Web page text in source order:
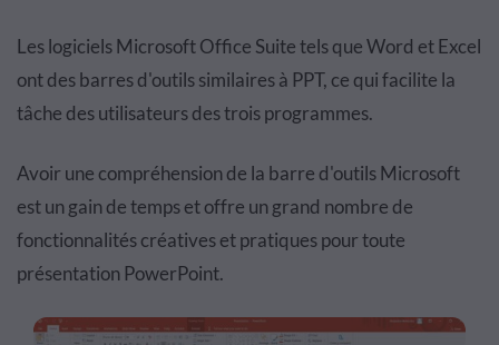
Les logiciels Microsoft Office Suite tels que Word et Excel
ont des barres d'outils similaires à PPT, ce qui facilite la
tâche des utilisateurs des trois programmes.
Avoir une compréhension de la barre d'outils Microsoft
est un gain de temps et offre un grand nombre de
fonctionnalités créatives et pratiques pour toute
présentation PowerPoint.